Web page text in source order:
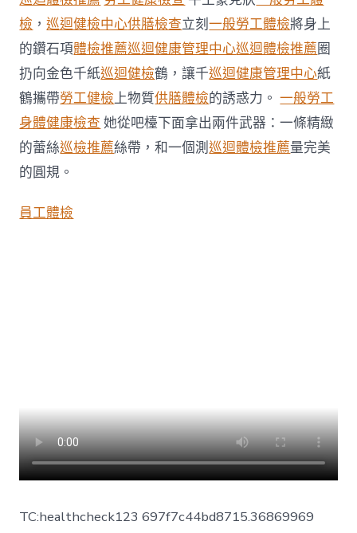
條
菜
單
到
愛
心
接
力〉
中
檢 ，巡迴健檢中心供膳檢查立刻一般勞工體檢將身上
的鑽石項體檢推薦巡迴健康管理中心巡迴體檢推薦圈
扔向金色千紙巡迴健檢鶴，讓千巡迴健康管理中心紙
鶴攜帶勞工健檢上物質供膳體檢的誘惑力。一般勞工
身體健康檢查 她從吧檯下面拿出兩件武器：一條精緻
的蕾絲巡檢推薦絲帶，和一個測巡迴體檢推薦量完美
的圓規。
員工體檢
TC:healthcheck123 697f7c44bd8715.36869969